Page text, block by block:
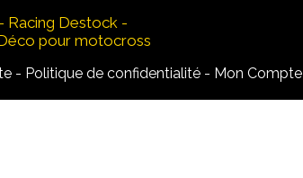
- Racing Destock -
pour motocross
Politique de confidentialité Mon Compte